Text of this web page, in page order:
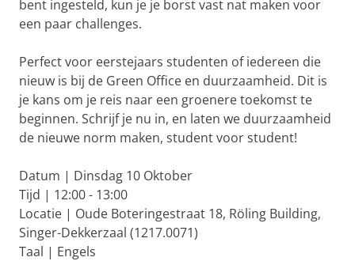
bent ingesteld, kun je je borst vast nat maken voor
een paar challenges.
Perfect voor eerstejaars studenten of iedereen die
nieuw is bij de Green Office en duurzaamheid. Dit is
je kans om je reis naar een groenere toekomst te
beginnen. Schrijf je nu in, en laten we duurzaamheid
de nieuwe norm maken, student voor student!
Datum | Dinsdag 10 Oktober
Tijd | 12:00 - 13:00
Locatie | Oude Boteringestraat 18, Röling Building,
Singer-Dekkerzaal (1217.0071)
Taal | Engels